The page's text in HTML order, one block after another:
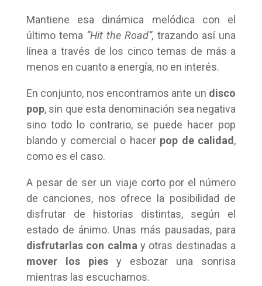
Mantiene esa dinámica melódica con el
último tema “Hit the Road”, trazando así una
línea a través de los cinco temas de más a
menos en cuanto a energía, no en interés.
En conjunto, nos encontramos ante un disco
pop, sin que esta denominación sea negativa
sino todo lo contrario, se puede hacer pop
blando y comercial o hacer pop de calidad ,
como es el caso.
A pesar de ser un viaje corto por el número
de canciones, nos ofrece la posibilidad de
disfrutar de historias distintas, según el
estado de ánimo. Unas más pausadas, para
disfrutarlas con calma y otras destinadas a
mover los piesy esbozar una sonrisa
mientras las escuchamos.